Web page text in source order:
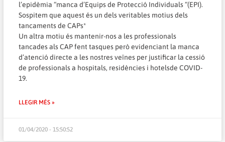
l’epidèmia “manca d’Equips de Protecció Individuals “(EPI).
Sospitem que aquest és un dels veritables motius dels
tancaments de CAPs*
Un altra motiu és mantenir-nos a les professionals
tancades als CAP fent tasques però evidenciant la manca
d’atenció directe a les nostres veïnes per justificar la cessió
de professionals a hospitals, residències i hotelsde COVID-
19.
LLEGIR MÉS »
01/04/2020 - 15:50:52